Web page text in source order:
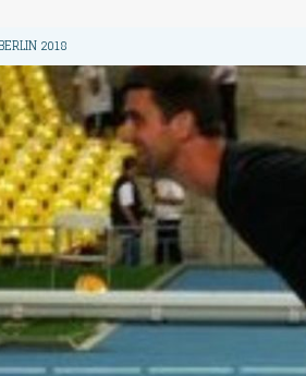
2018
2018
2018
2018
2018